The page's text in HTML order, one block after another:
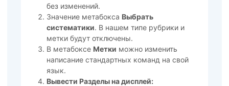
без изменений.
Значение метабокса Выбрать
систематики. В нашем типе рубрики и
метки будут отключены.
В метабоксе Метки можно изменить
написание стандартных команд на свой
язык.
Вывести Разделы на дисплей: